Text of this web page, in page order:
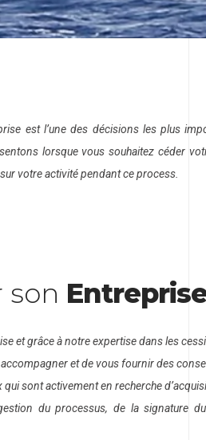
est l’une des décisions les plus
lorsque vous souhaitez céder
votre activité pendant ce process.
son
et grâce à notre expertise dans les
et de vous fournir des
sont activement en recherche
du processus, de la signature du